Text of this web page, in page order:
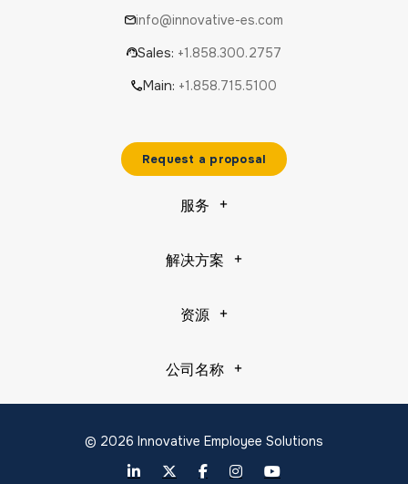
info@innovative-es.com
Sales: +1.858.300.2757
Main: +1.858.715.5100
Request a proposal
服务
解决方案
资源
公司名称
© 2026 Innovative Employee Solutions